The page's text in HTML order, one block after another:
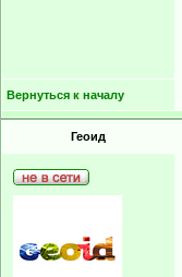
Вернуться к началу
Геоид